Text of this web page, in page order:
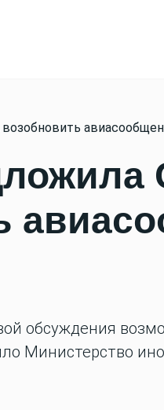
обсуждения
Министерство